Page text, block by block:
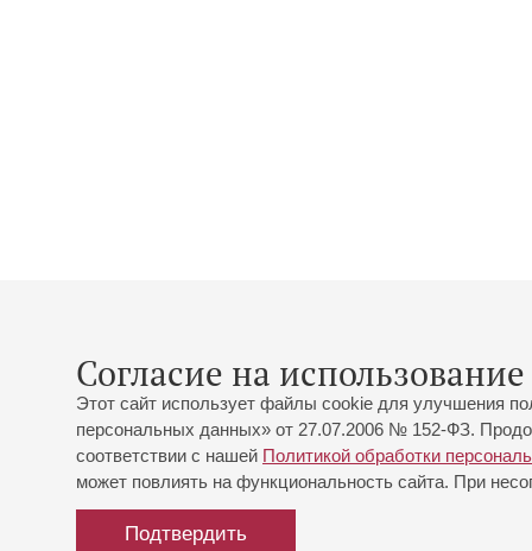
Согласие на
Этот сайт использует файлы cookie для улучшения
персональных данных» от 27.07.2006 № 152-ФЗ.
соответствии с нашей Политикой обработки
может повлиять на функциональность сайта. При
Подтвердить